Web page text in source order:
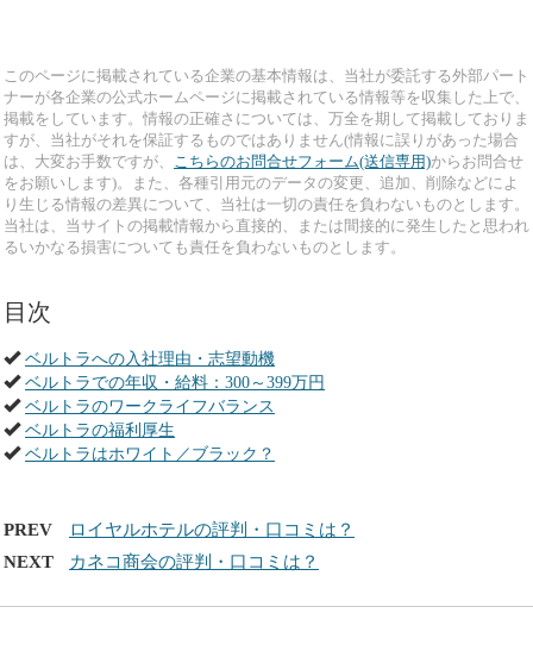
このページに掲載されている企業の基本情報は、当社が委託する外部パート
ナーが各企業の公式ホームページに掲載されている情報等を収集した上で、
掲載をしています。情報の正確さについては、万全を期して掲載しておりま
すが、当社がそれを保証するものではありません(情報に誤りがあった場合
は、大変お手数ですが、
こちらのお問合せフォーム(送信専用)からお問合せ
をお願いします)。また、各種引用元のデータの変更、追加、削除などによ
り生じる情報の差異について、当社は一切の責任を負わないものとします。
当社は、当サイトの掲載情報から直接的、または間接的に発生したと思われ
るいかなる損害についても責任を負わないものとします。
目次
ベルトラへの入社理由・志望動機
ベルトラでの年収・給料：300～399万円
ベルトラのワークライフバランス
ベルトラの福利厚生
ベルトラはホワイト／ブラック？
PREV
ロイヤルホテルの評判・口コミは？
NEXT
カネコ商会の評判・口コミは？